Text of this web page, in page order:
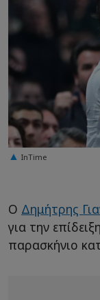
InTime
Ο Δημήτρης
για την
παρασκήνιο